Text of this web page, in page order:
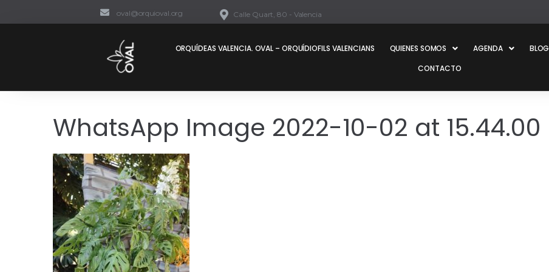
oval@orquioval.org Calle Quart, 80 - Valencia
ORQUÍDEAS VALENCIA. OVAL – ORQUÍDIOFILS VALENCIANS QUIENES SOMOS AGENDA BLOG
CONTACTO
WhatsApp Image 2022-10-02 at 15.44.00